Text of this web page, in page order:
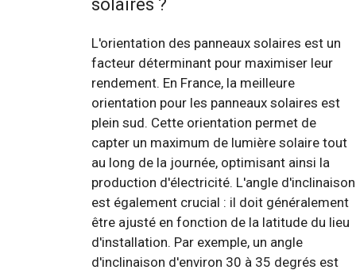
solaires ?
L'orientation des panneaux solaires est un
facteur déterminant pour maximiser leur
rendement. En France, la meilleure
orientation pour les panneaux solaires est
plein sud. Cette orientation permet de
capter un maximum de lumière solaire tout
au long de la journée, optimisant ainsi la
production d'électricité. L'angle d'inclinaison
est également crucial : il doit généralement
être ajusté en fonction de la latitude du lieu
d'installation. Par exemple, un angle
d'inclinaison d'environ 30 à 35 degrés est